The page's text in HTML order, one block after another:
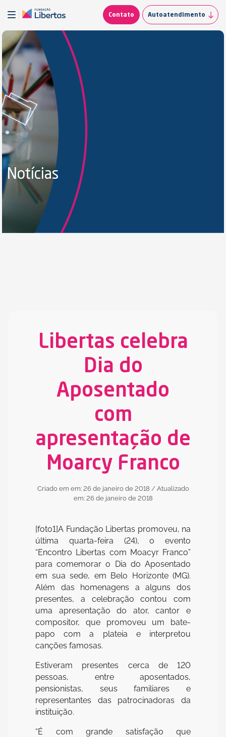
Contato Autoatendimento
Notícias
Libertas celebra
Dia do
Aposentado
com
apresentação de
Moarcy Franco
Criado em em: 26 de janeiro de 2018 / Atualizado
em: 26 de janeiro de 2018
[foto1]A Fundação Libertas promoveu, na
última quarta-feira (24), o evento
“Encontro Libertas com Moacyr Franco”
para comemorar o Dia do Aposentado
em sua sede, em Belo Horizonte (MG).
Além das homenagens a alguns dos
presentes, a celebração contou com
uma apresentação do ator, cantor e
compositor, que promoveu um bate-
papo com a plateia e interpretou
canções famosas.
Estiveram presentes cerca de 120
pessoas, entre aposentados,
pensionistas, seus familiares e
representantes das patrocinadoras da
instituição.
“É com grande satisfação que